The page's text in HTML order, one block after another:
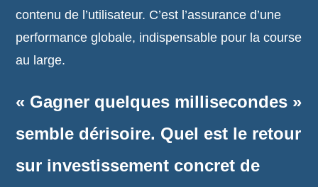
contenu de l’utilisateur. C’est l’assurance d’une
performance globale, indispensable pour la course
au large.
« Gagner quelques millisecondes »
semble dérisoire. Quel est le retour
sur investissement concret de